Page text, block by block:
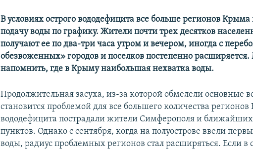
В условиях острого вододефицита все больше регионов Крыма
подачу воды по графику. Жители почти трех десятков
получают ее по два-три часа утром и вечером, иногда с
обезвоженных» городов и поселков постепенно
напомнить, где в Крыму наибольшая нехватка воды.
Продолжительная засуха, из-за которой обмелели основные
становится проблемой для все большего количества
вододефицита пострадали жители Симферополя и
пунктов. Однако с сентября, когда на полуострове ввели
воды, радиус проблемных регионов стал расширяться. Если в